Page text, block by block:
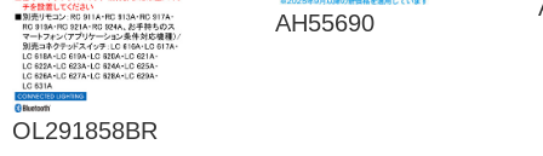
OL291858BR
AH55690